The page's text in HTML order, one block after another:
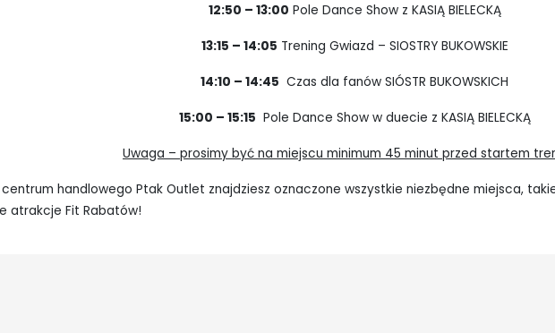
12:50 – 13:00 Pole Dance Show z KASIĄ BIELECKĄ
13:15 – 14:05 Trening Gwiazd – SIOSTRY BUKOWSKIE
14:10 – 14:45 Czas dla fanów SIÓSTR BUKOWSKICH
15:00 – 15:15 Pole Dance Show w duecie z KASIĄ BIELECKĄ
Uwaga – prosimy być na miejscu minimum 45 minut przed startem
centrum handlowego Ptak Outlet znajdziesz oznaczone wszystkie niezbędne miejsca,
atrakcje Fit Rabatów!